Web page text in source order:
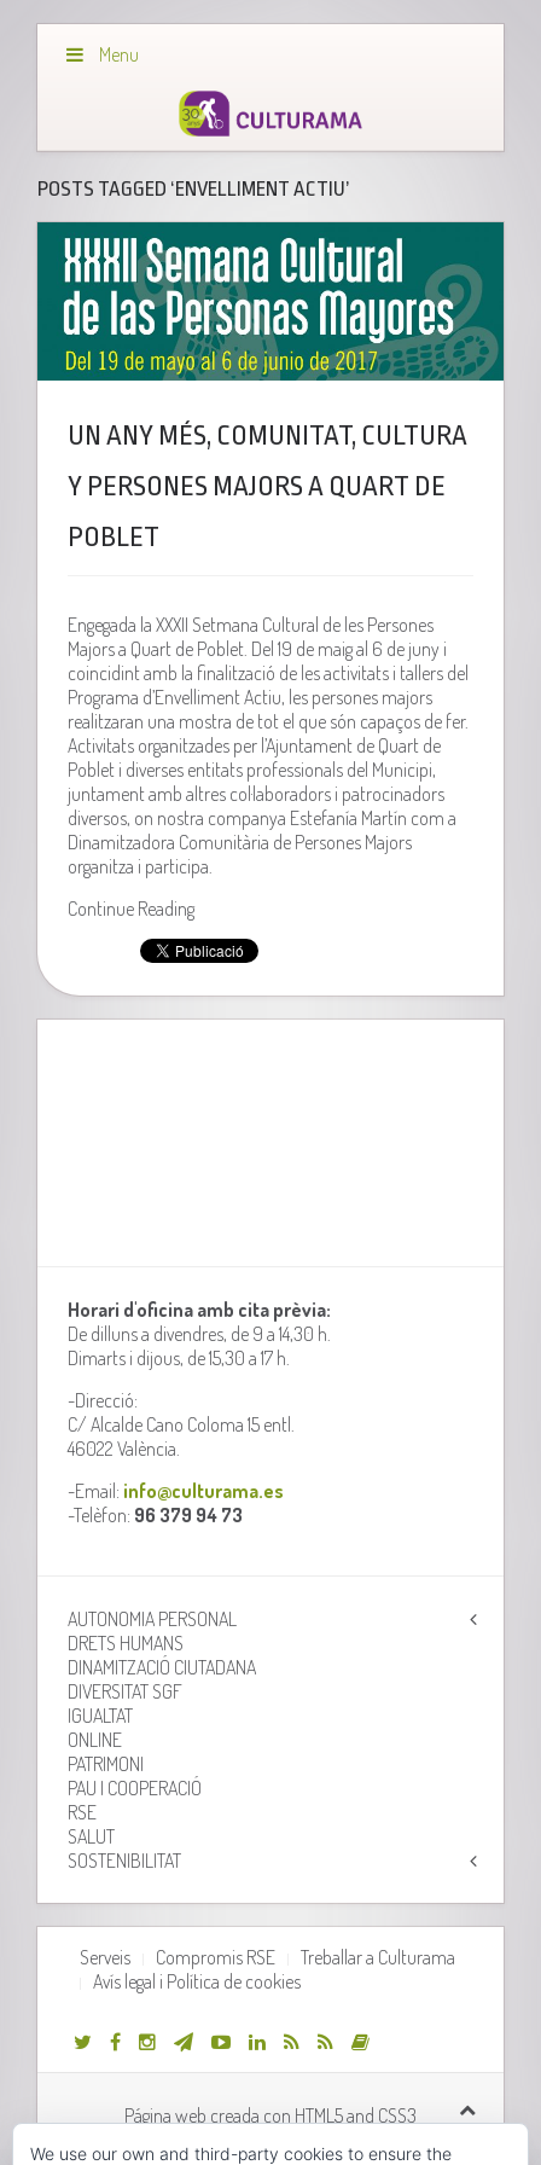
Menu
POSTS TAGGED ‘ENVELLIMENT ACTIU’
UN ANY MÉS, COMUNITAT, CULTURA
Y PERSONES MAJORS A QUART DE
POBLET
Engegada la XXXII Setmana Cultural de les Persones
Majors a Quart de Poblet. Del 19 de maig al 6 de juny i
coincidint amb la finalització de les activitats i tallers del
Programa d’Envelliment Actiu, les persones majors
realitzaran una mostra de tot el que són capaços de fer.
Activitats organitzades per l’Ajuntament de Quart de
Poblet i diverses entitats professionals del Municipi,
juntament amb altres col·laboradors i patrocinadors
diversos, on nostra companya Estefanía Martín com a
Dinamitzadora Comunitària de Persones Majors
organitza i participa.
Continue Reading
Horari d'oficina amb cita prèvia:
De dilluns a divendres, de 9 a 14,30 h.
Dimarts i dijous, de 15,30 a 17 h.
-Direcció:
C/ Alcalde Cano Coloma 15 entl.
46022 València.
-Email: info@culturama.es
-Telèfon: 96 379 94 73
AUTONOMIA PERSONAL
DRETS HUMANS
DINAMITZACIÓ CIUTADANA
DIVERSITAT SGF
IGUALTAT
ONLINE
PATRIMONI
PAU I COOPERACIÓ
RSE
SALUT
SOSTENIBILITAT
Serveis Compromis RSE
Treballar a Culturama
Avís legal i Política de cookies
Página web creada con HTML5 and CSS3
We use our own and third-party cookies to ensure the